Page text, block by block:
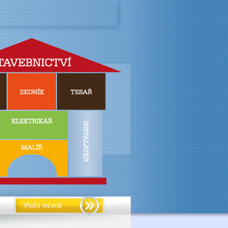
Vložit inzerát